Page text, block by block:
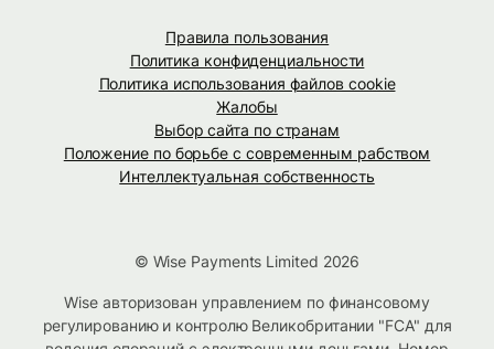
Правила пользования
Политика конфиденциальности
Политика использования файлов cookie
Жалобы
Выбор сайта по странам
Положение по борьбе с современным рабством
Интеллектуальная собственность
© Wise Payments Limited 2026
Wise авторизован управлением по финансовому
регулированию и контролю Великобритании "FCA" для